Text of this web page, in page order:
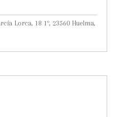
Lorca, 18 1º, 23560 Huelma,